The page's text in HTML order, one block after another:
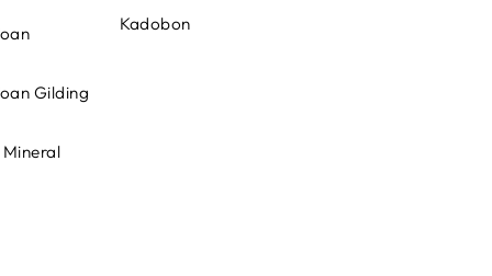
Gilding
Kadobon